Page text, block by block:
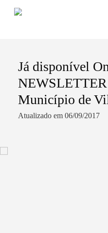
Termo de Pesquisa
Já disponível
NEWSLETTER
Município de
Atualizado em 06/09/2017